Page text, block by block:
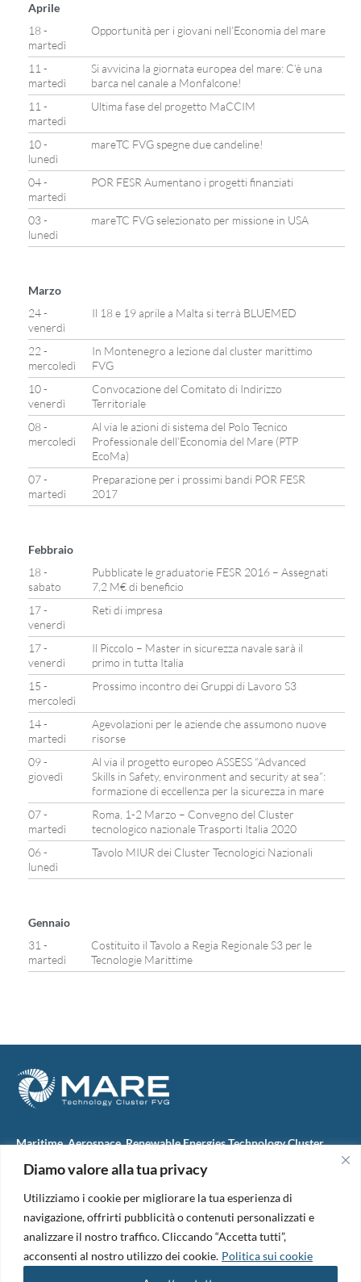
Diamo valore alla tua privacy
Utilizziamo i cookie per migliorare la tua esperienza di
navigazione, offrirti pubblicità o contenuti personalizzati e
analizzare il nostro traffico. Cliccando “Accetta tutti”,
acconsenti al nostro utilizzo dei cookie. Politica sui cookie
Aprile
18 -
martedì
Opportunità per i giovani nell’Economia del mare
11 -
martedì
Si avvicina la giornata europea del mare: C’è una
barca nel canale a Monfalcone!
11 -
martedì
Ultima fase del progetto MaCCIM
10 -
lunedì
mareTC FVG spegne due candeline!
04 -
martedì
POR FESR Aumentano i progetti finanziati
03 -
lunedì
mareTC FVG selezionato per missione in USA
Marzo
24 -
venerdì
Il 18 e 19 aprile a Malta si terrà BLUEMED
22 -
mercoledì
In Montenegro a lezione dal cluster marittimo
FVG
10 -
venerdì
Convocazione del Comitato di Indirizzo
Territoriale
08 -
mercoledì
Al via le azioni di sistema del Polo Tecnico
Professionale dell’Economia del Mare (PTP
EcoMa)
07 -
martedì
Preparazione per i prossimi bandi POR FESR
2017
Febbraio
18 -
sabato
Pubblicate le graduatorie FESR 2016 – Assegnati
7,2 M€ di beneficio
17 -
venerdì
Reti di impresa
17 -
venerdì
Il Piccolo – Master in sicurezza navale sarà il
primo in tutta Italia
15 -
mercoledì
Prossimo incontro dei Gruppi di Lavoro S3
14 -
martedì
Agevolazioni per le aziende che assumono nuove
risorse
09 -
giovedì
Al via il progetto europeo ASSESS “Advanced
Skills in Safety, environment and security at sea”:
formazione di eccellenza per la sicurezza in mare
07 -
martedì
Roma, 1-2 Marzo – Convegno del Cluster
tecnologico nazionale Trasporti Italia 2020
06 -
lunedì
Tavolo MIUR dei Cluster Tecnologici Nazionali
Gennaio
31 -
martedì
Costituito il Tavolo a Regia Regionale S3 per le
Tecnologie Marittime
Maritime, Aerospace, Renewable Energies Technology Cluster
M.A.R.E. TC FVG S.c.ar.l.
34074 Monfalcone (Italy)
tel. +39 0481 723440
Codice Fiscale e Partita Iva: 01138620313
PEC:marefvg@legalmail.it
Codice univoco per i pagamenti: M5UXCR1